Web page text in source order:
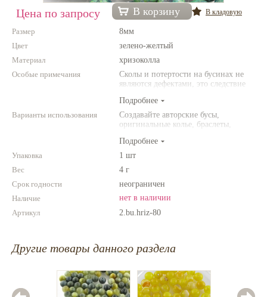
Всё для вышивки
Проволока
Натуральные камни
Фотофорум
Цена по запросу В корзину В кладовую
Размер
8мм
Цвет
зелено-желтый
Материал
хризоколла
Особые примечания
Сколы и потертости на бусинах не
являются дефектами, это следствие
природного камня. Цвет и размер
товара может отличаться от
представленных на фото.
Подробнее
Варианты использования
Создавайте авторские бусы,
оригинальные колье, браслеты,
Комбинируйте различные цвета и
размеры. Фантазируйте!
Подробнее
Упаковка
1 шт
Вес
4 г
Срок годности
неограничен
Наличие
нет в наличии
Артикул
2.bu.hriz-80
Другие товары данного раздела